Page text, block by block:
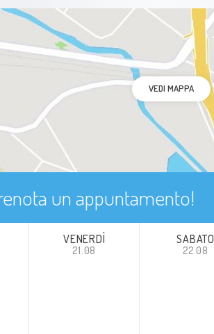
VEDI MAPPA
un appuntamento!
VENERDÌ
21.08
SABATO
22.08